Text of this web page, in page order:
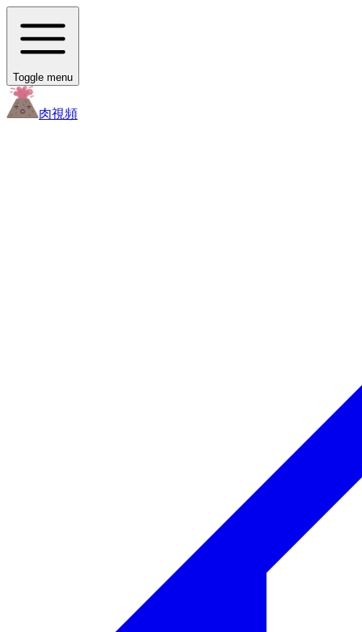
Toggle menu
肉視頻